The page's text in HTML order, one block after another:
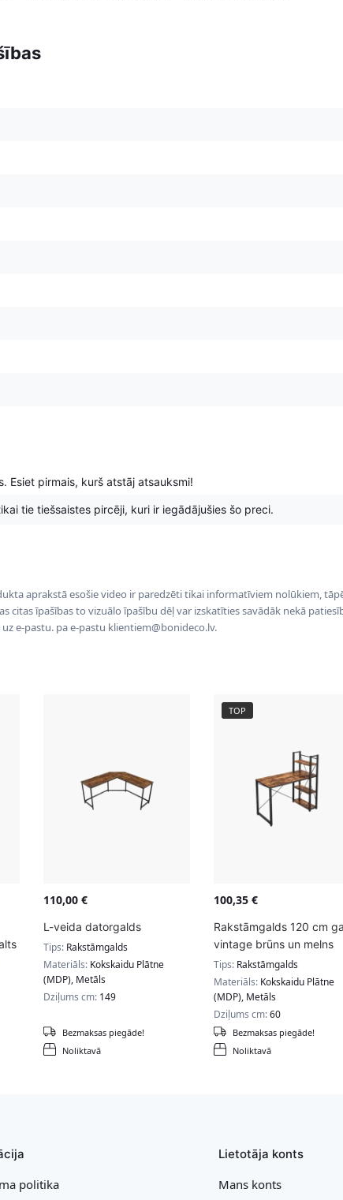
Esiet pirmais, kurš atstāj atsauksmi!
tie tiešsaistes pircēji, kuri ir iegādājušies šo preci.
aprakstā esošie video ir paredzēti tikai informatīviem nolūkiem,
citas īpašības to vizuālo īpašību dēļ var izskatīties savādāk nekā
e-pastu. pa e-pastu klientiem@bonideco.lv.
110,00 €
L-veida datorgalds
Tips: Rakstāmgalds
Materiāls: Kokskaidu Plātne
(MDP), Metāls
Dziļums cm: 149
Noliktavā
Bezmaksas piegāde!
TOP
100,35€
Rakstāmgalds 120 cm
vintage brūns un melns
Tips: Rakstāmgalds
Materiāls: Kokskaidu Plātne
(MDP), Metāls
Dziļums cm:60
Noliktavā
Bezmaksas piegāde!
politika
Lietotāja konts
Mans konts